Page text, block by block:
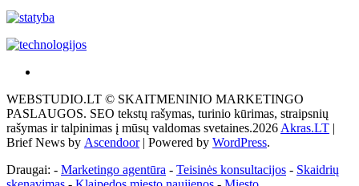
tai
žemės
ploto
matavimo
Pagrindinis
WEBSTUDIO.LT © SKAITMENINIO MARKETINGO
PASLAUGOS. SEO tekstų rašymas, turinio kūrimas, straipsnių
rašymas ir talpinimas į mūsų valdomas svetaines.2026 Akras.LT |
Brief News by Ascendoor| Powered by WordPress.
Draugai: - Marketingo agentūra - Teisinės konsultacijos - Skaidrių